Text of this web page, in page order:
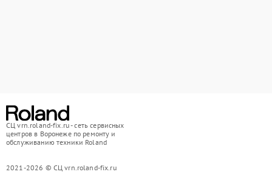
СЦ vrn.roland-fix.ru - сеть сервисных
центров в Воронеже по ремонту и
обслуживанию техники Roland
2021-2026 © СЦ vrn.roland-fix.ru